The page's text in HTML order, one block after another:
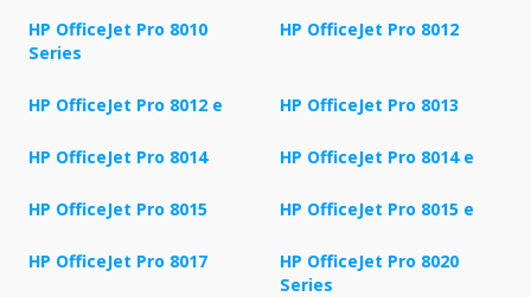
HP OfficeJet Pro 8010
Series
HP OfficeJet Pro 8012
HP OfficeJet Pro 8012 e HP OfficeJet Pro 8013
HP OfficeJet Pro 8014 HP OfficeJet Pro 8014 e
HP OfficeJet Pro 8015 HP OfficeJet Pro 8015 e
HP OfficeJet Pro 8017
HP OfficeJet Pro 8020
Series